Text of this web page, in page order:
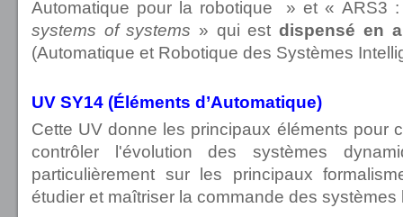
Automatique pour la robotique » et « ARS3
systems of systems » qui estdispensé en
(Automatique et Robotique des Systèmes
UV SY14 (Éléments d’Automatique)
Cette UV donne les principaux éléments pour
contrôler l'évolution des systèmes
particulièrement sur les principaux
étudier et maîtriser la commande des systèmes